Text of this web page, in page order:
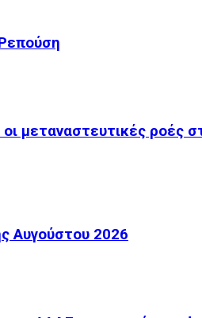
μεταναστευτικές ροές
Αυγούστου 2026